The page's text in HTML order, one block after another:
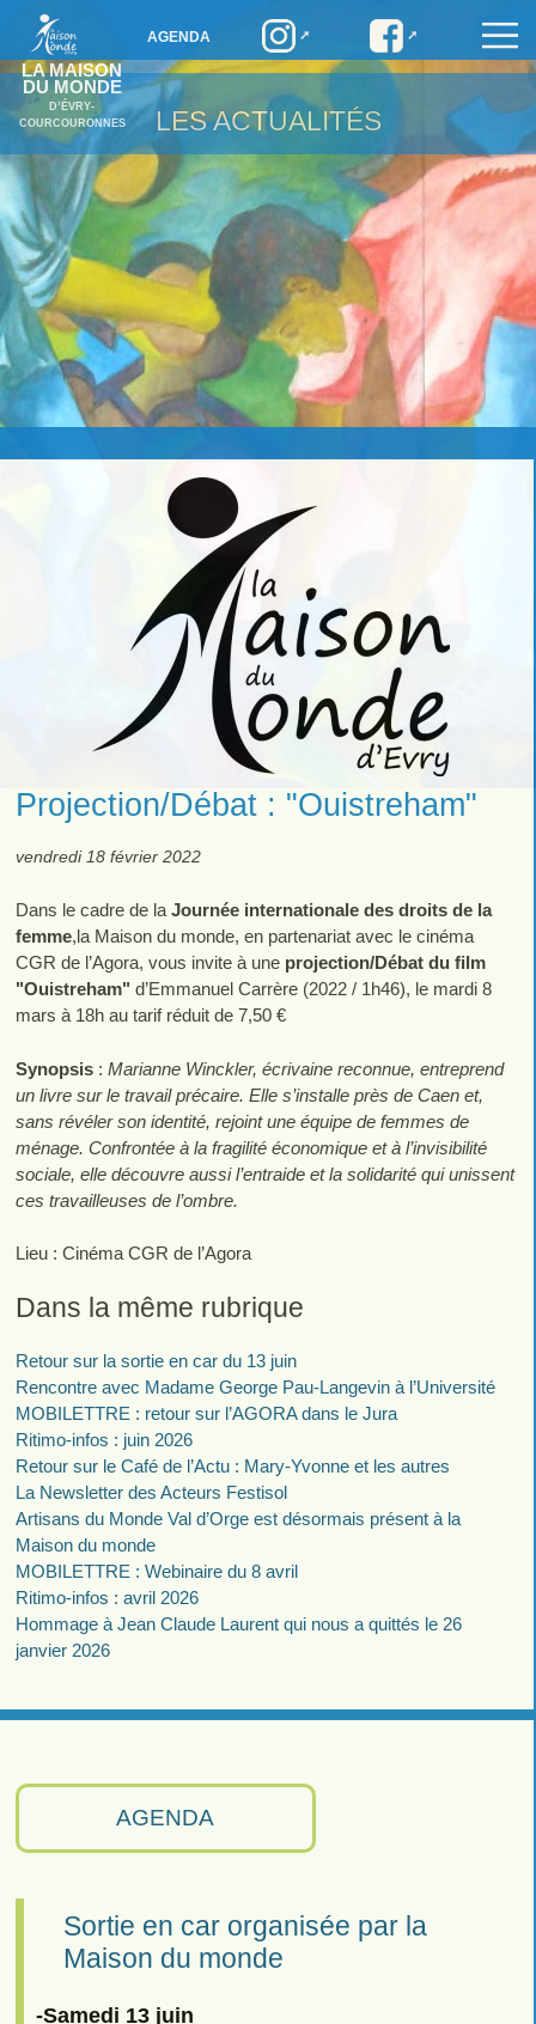
LA MAISON
DU MONDE
D’ÉVRY-
COURCOURONNES
AGENDA
LES ACTUALITÉS
AGENDA
Sortie en car organisée par la
Maison du monde
-Samedi 13 juin
Projection/Débat : "Ouistreham"
vendredi 18 février 2022
Dans le cadre de la Journée internationale des droits de la
femme,la Maison du monde, en partenariat avec le cinéma
CGR de l’Agora, vous invite à une projection/Débat du film
"Ouistreham" d’Emmanuel Carrère (2022 / 1h46), le mardi 8
mars à 18h au tarif réduit de 7,50 €
Synopsis: Marianne Winckler, écrivaine reconnue, entreprend
un livre sur le travail précaire. Elle s’installe près de Caen et,
sans révéler son identité, rejoint une équipe de femmes de
ménage. Confrontée à la fragilité économique et à l’invisibilité
sociale, elle découvre aussi l’entraide et la solidarité qui unissent
ces travailleuses de l’ombre.
Lieu : Cinéma CGR de l’Agora
Dans la même rubrique
Retour sur la sortie en car du 13 juin
Rencontre avec Madame George Pau-Langevin à l’Université
MOBILETTRE : retour sur l’AGORA dans le Jura
Ritimo-infos : juin 2026
Retour sur le Café de l’Actu : Mary-Yvonne et les autres
La Newsletter des Acteurs Festisol
Artisans du Monde Val d’Orge est désormais présent à la
Maison du monde
MOBILETTRE : Webinaire du 8 avril
Ritimo-infos : avril 2026
Hommage à Jean Claude Laurent qui nous a quittés le 26
janvier 2026